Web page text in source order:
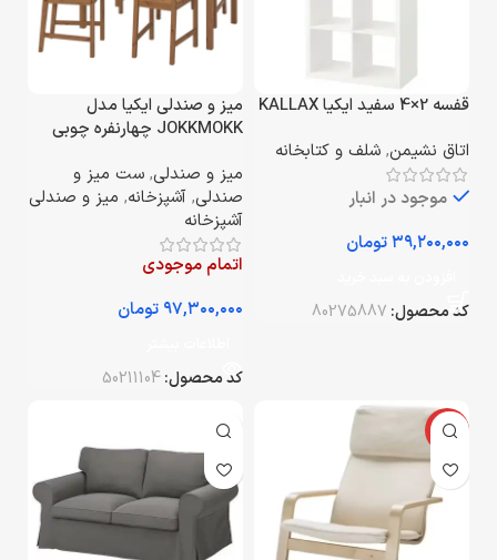
قفسه 2×4 سفید ایکیا KALLAX
اتاق نشیمن, شلف و کتابخانه
موجود در انبار
تومان
کد محصول: 80275887
میز و صندلی ایکیا مدل
JOKKMOKK چهارنفره چوبی
میز و صندلی, ست میز و
صندلی, آشپزخانه, میز و صندلی
آشپزخانه
اتمام موجودی
تومان
کد محصول:50211104
-24%